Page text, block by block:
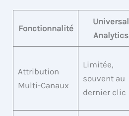
Fonctionnalité
Universal
Analytics
Attribution
Multi-Canaux
Limitée,
souvent au
dernier clic